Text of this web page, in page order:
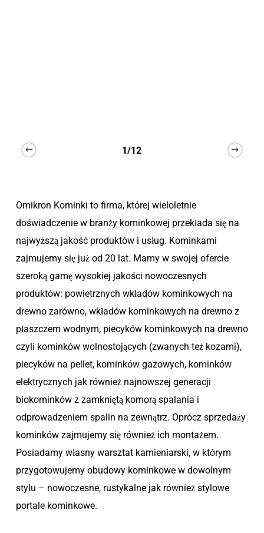
1/12
Omikron Kominki to firma, której wieloletnie
doświadczenie w branży kominkowej przekłada się na
najwyższą jakość produktów i usług. Kominkami
zajmujemy się już od 20 lat. Mamy w swojej ofercie
szeroką gamę wysokiej jakości nowoczesnych
produktów: powietrznych wkładów kominkowych na
drewno zarówno, wkładów kominkowych na drewno z
płaszczem wodnym, piecyków kominkowych na drewno
czyli kominków wolnostojących (zwanych też kozami),
piecyków na pellet, kominków gazowych, kominków
elektrycznych jak również najnowszej generacji
biokominków z zamkniętą komorą spalania i
odprowadzeniem spalin na zewnątrz. Oprócz sprzedaży
kominków zajmujemy się również ich montażem.
Posiadamy własny warsztat kamieniarski, w którym
przygotowujemy obudowy kominkowe w dowolnym
stylu – nowoczesne, rustykalne jak również stylowe
portale kominkowe.